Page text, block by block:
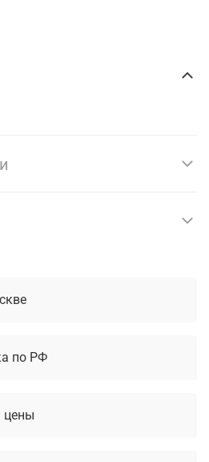
по РФ
цены